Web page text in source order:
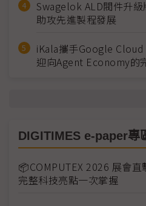
Swagelok ALD閥件升級
助攻先進製程發展
iKala攜手Google
迎向Agent Economy的
DIGITIMES e-paper專
📦COMPUTEX 2026 展會
完整科技亮點一次掌握